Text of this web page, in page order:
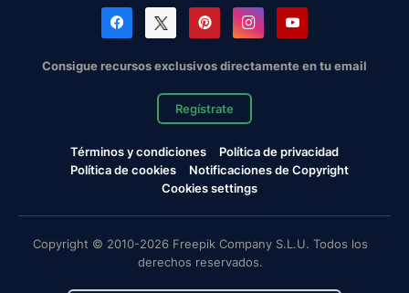
Consigue recursos exclusivos directamente en tu email
Regístrate
Términos y condiciones
Política de privacidad
Política de cookies
Notificaciones de Copyright
Cookies settings
Copyright © 2010-2026 Freepik Company S.L.U. Todos los
derechos reservados.